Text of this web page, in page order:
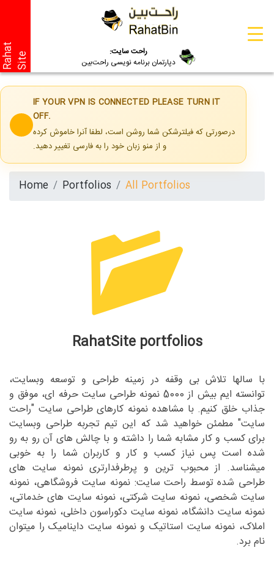
راحت سایت:
دپارتمان برنامه نویسی راحت‌بین
R
a h
a
t
S
i
t e
IF YOUR VPN IS CONNECTED PLEASE TURN IT
OFF.
درصورتی که فیلترشکن شما روشن است، لطفا آنرا خاموش کرده
و از منو زبان خود را به فارسی تغییر دهید.
Home Portfolios All Portfolios
RahatSite portfolios
با سالها تلاش بی وقفه در زمینه طراحی و توسعه وبسایت،
توانسته ایم بیش از 5000 نمونه طراحی سایت حرفه ای، موفق و
جذاب خلق کنیم. با مشاهده نمونه کارهای طراحی سایت "راحت
سایت" مطمئن خواهید شد که این تیم تجربه طراحی وبسایت
برای کسب و کار مشابه شما را داشته و با چالش های آن رو به رو
شده است پس نیاز کسب و کار و کاربران شما را به خوبی
میشناسد. از محبوب ترین و پرطرفدارتری نمونه سایت های
طراحی شده توسط راحت سایت: نمونه سایت فروشگاهی، نمونه
سایت شخصی، نمونه سایت شرکتی، نمونه سایت های خدماتی،
نمونه سایت دانشگاه، نمونه سایت دکوراسون داخلی، نمونه سایت
املاک، نمونه سایت استاتیک و نمونه سایت داینامیک را میتوان
نام برد.